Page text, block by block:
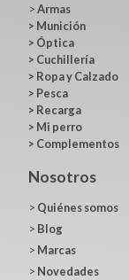
>Armas
> Munición
> Óptica
> Cuchillería
> Ropa y Calzado
> Pesca
> Recarga
> Mi perro
> Complementos
Nosotros
> Quiénes somos
> Blog
> Marcas
> Novedades